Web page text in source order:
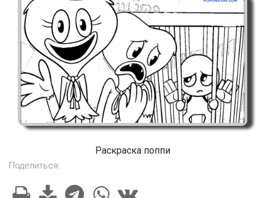
Раскраска поппи
Поделиться: